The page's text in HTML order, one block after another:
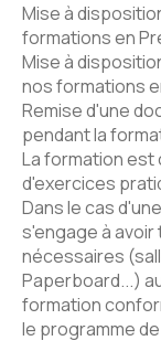
Mise à
formations en
Mise à
nos formations
Remise d'une
pendant la
La formation
d'exercices
Dans le cas
s'engage à
nécessaires
Paperboard...)
formation
le programme